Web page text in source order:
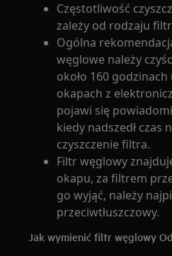
Częstotliwość
zależy od rodzaju
Ogólna
węglowe należy
około 160
okapach z
pojawi się
kiedy nadszedł czas
czyszczenie filtra.
Filtr węglowy
okapu, za filtrem
go wyjąć, należy
przeciwtłuszczowy.
Jak wymienić filtr węglowy